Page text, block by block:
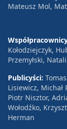
Mateusz Mol,
Kołodziejczyk,
Przemyłski,
Publicyści:
Lisiewicz, Michał
Piotr Nisztor,
Wołodźko,
Herman